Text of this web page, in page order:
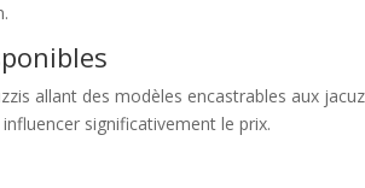
allant des modèles encastrables aux
significativement le prix.